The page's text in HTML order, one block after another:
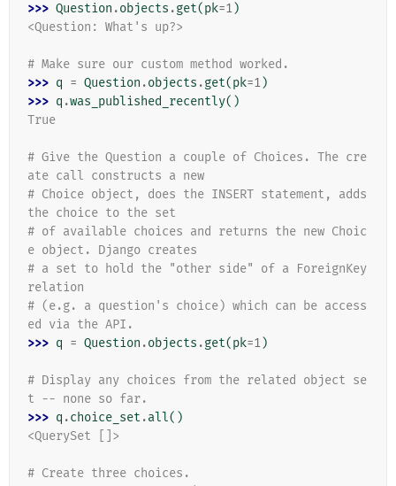
>>> Question .objects .get(pk=1)
<Question: What's up?>
# Make sure our custom method worked.
>>> q = Question .objects .get(pk=1)
>>> q .was_published_recently()
True
# Give the Question a couple of Choices. The cre
ate call constructs a new
# Choice object, does the INSERT statement, adds
the choice to the set
# of available choices and returns the new Choic
e object. Django creates
# a set to hold the "other side" of a ForeignKey
relation
# (e.g. a question's choice) which can be access
ed via the API.
>>> q = Question .objects .get(pk=1)
# Display any choices from the related object se
t -- none so far.
>>> q .choice_set .all()
<QuerySet []>
# Create three choices.